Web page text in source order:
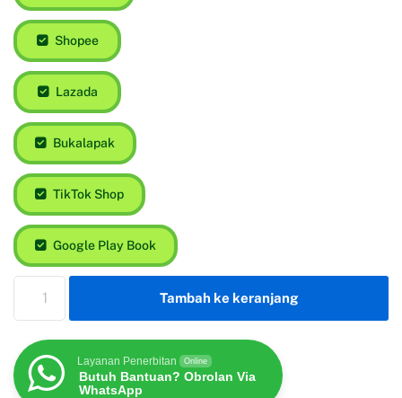
Shopee
Lazada
Bukalapak
TikTok Shop
Google Play Book
Tambah ke keranjang
Layanan Penerbitan Online
Butuh Bantuan? Obrolan Via
WhatsApp